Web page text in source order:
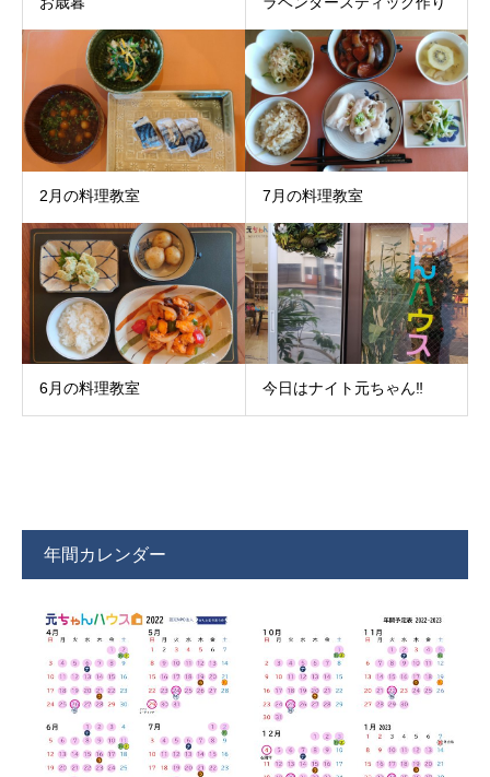
2月の料理教室 7月の料理教室
6月の料理教室 今日はナイト元ちゃん‼
年間カレンダー